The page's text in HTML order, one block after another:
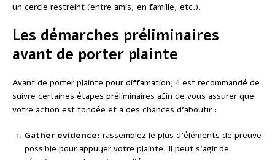
un cercle restreint (entre amis, en famille, etc.).
Les démarches préliminaires
avant de porter plainte
Avant de porter plainte pour diffamation, il est recommandé de
suivre certaines étapes préliminaires afin de vous assurer que
votre action est fondée et a des chances d’aboutir :
Gather evidence: rassemblez le plus d’éléments de preuve
possible pour appuyer votre plainte. Il peut s’agir de